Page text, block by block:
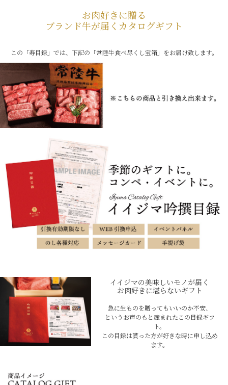
受付：9:00～17:30(日曜日を除く)
お問合せフォーム
お肉好きに贈る
ブランド牛が届くカタログギフト
この「寿目録」では、下記の「常陸牛食べ尽くし宝箱」をお届け致します。
イイジマの美味しいモノが届く
お肉好きに堪らないギフト
急に生ものを贈ってもいいのか不安、
というお声のもと産まれたこの目録ギフ
ト。
この目録は貰った方が好きな時に申し込め
ます。